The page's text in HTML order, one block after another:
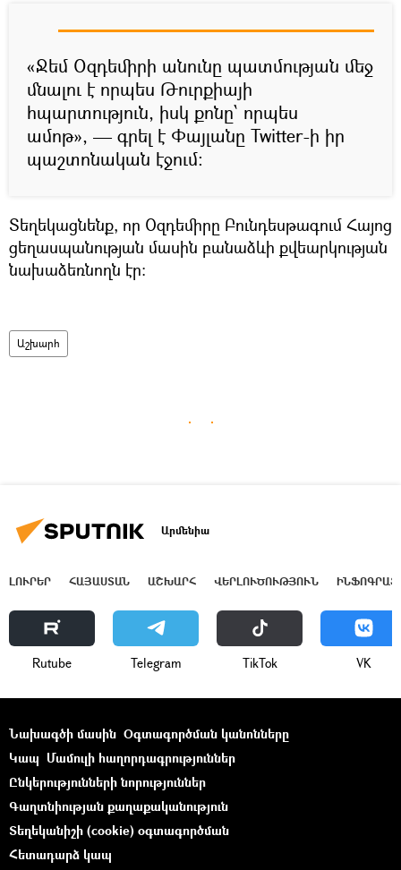
«Ջեմ Օզդեմիրի անունը պատմության մեջ
մնալու է որպես Թուրքիայի
հպարտություն, իսկ քոնը՝ որպես
ամոթ», — գրել է Փայլանը Twitter-ի իր
պաշտոնական էջում։
Տեղեկացնենք, որ Օզդեմիրը Բունդեսթագում Հայոց
ցեղասպանության մասին բանաձևի քվեարկության
նախաձեռնողն էր։
Աշխարհ
Արմենիա
ԼՈՒՐԵՐ ՀԱՅԱՍՏԱՆ ԱՇԽԱՐՀ ՎԵՐԼՈՒԾՈՒԹՅՈՒՆ
Rutube Telegram ТikТоk VK
Նախագծի մասին Օգտագործման կանոնները
Կապ Մամուլի հաղորդագրություններ
Ընկերությունների նորություններ
Գաղտնիության քաղաքականություն
Տեղեկանիշի (cookie) օգտագործման
Հետադարձ կապ